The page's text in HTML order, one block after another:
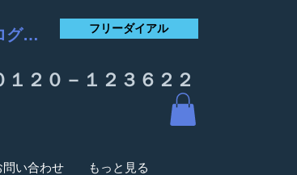
グイン フリーダイアル
１２０－１２３６２２
問い合わせ もっと見る